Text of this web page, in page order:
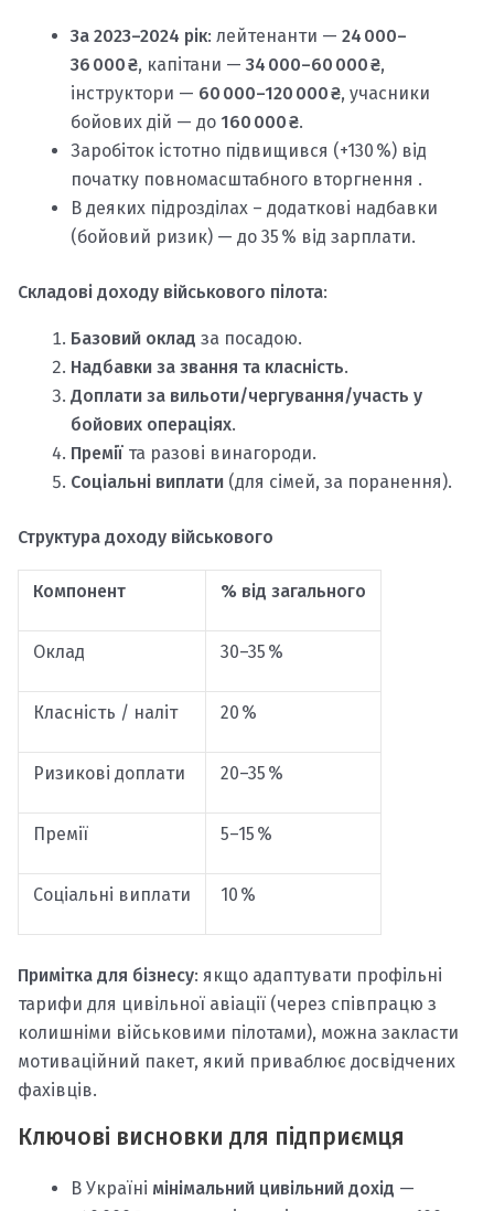
За 2023–2024 рік: лейтенанти — 24 000–
36 000 ₴, капітани — 34 000–60 000 ₴,
інструктори — 60 000–120 000 ₴, учасники
бойових дій — до 160 000 ₴.
Заробіток істотно підвищився (+130 %) від
початку повномасштабного вторгнення .
В деяких підрозділах – додаткові надбавки
(бойовий ризик) — до 35 % від зарплати.
Складові доходу військового пілота:
Базовий оклад за посадою.
Надбавки за звання та класність.
Доплати за вильоти/чергування/участь у
бойових операціях.
Премії та разові винагороди.
Соціальні виплати (для сімей, за поранення).
Структура доходу військового
Компонент % від загального
Оклад 30–35 %
Класність / наліт 20 %
Ризикові доплати 20–35 %
Премії 5–15 %
Соціальні виплати 10 %
Примітка для бізнесу: якщо адаптувати профільні
тарифи для цивільної авіації (через співпрацю з
колишніми військовими пілотами), можна закласти
мотиваційний пакет, який приваблює досвідчених
фахівців.
Ключові висновки для підприємця
В Україні мінімальний цивільний дохід —